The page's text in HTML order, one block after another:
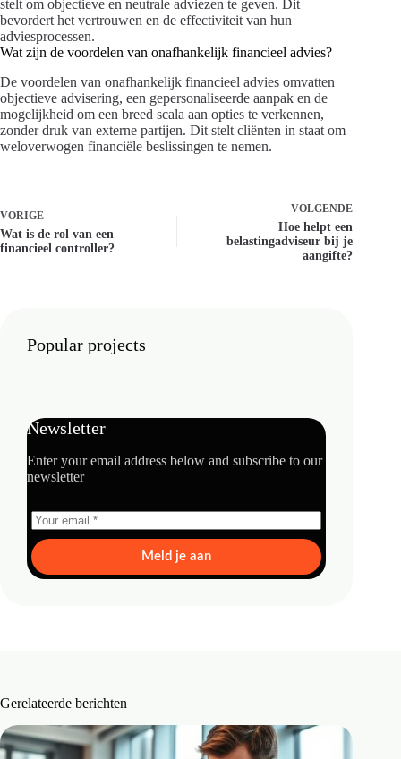
stelt om objectieve en neutrale adviezen te geven. Dit
bevordert het vertrouwen en de effectiviteit van hun
adviesprocessen.
Wat zijn de voordelen van onafhankelijk financieel advies?
De voordelen van onafhankelijk financieel advies omvatten
objectieve advisering, een gepersonaliseerde aanpak en de
mogelijkheid om een breed scala aan opties te verkennen,
zonder druk van externe partijen. Dit stelt cliënten in staat om
weloverwogen financiële beslissingen te nemen.
VORIGE
Wat is de rol van een
financieel controller?
VOLGENDE
Hoe helpt een
belastingadviseur bij je
aangifte?
Popular projects
Newsletter
Enter your email address below and subscribe to our
newsletter
Meld je aan
Gerelateerde berichten